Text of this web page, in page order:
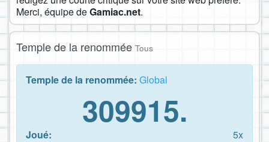
Merci, équipe deGamiac.net.
Temple de la renommée Tous
Temple de la renommée: Global
309915.
Joué:
5x